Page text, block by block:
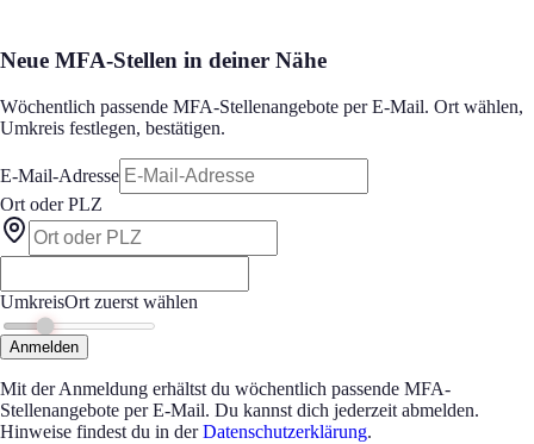
Neue MFA-Stellen in deiner Nähe
Wöchentlich passende MFA-Stellenangebote per E-Mail. Ort wählen,
Umkreis festlegen, bestätigen.
E-Mail-Adresse
Ort oder PLZ
UmkreisOrt zuerst wählen
Anmelden
Mit der Anmeldung erhältst du wöchentlich passende MFA-
Stellenangebote per E-Mail. Du kannst dich jederzeit abmelden.
Hinweise findest du in der Datenschutzerklärung.